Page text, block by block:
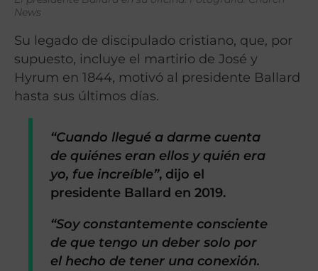
News
Su legado de discipulado cristiano, que, por
supuesto, incluye el martirio de José y
Hyrum en 1844, motivó al presidente Ballard
hasta sus últimos días.
“Cuando llegué a darme cuenta
de quiénes eran ellos y quién era
yo, fue increíble”, dijo el
presidente Ballard en 2019.
“Soy constantemente consciente
de que tengo un deber solo por
el hecho de tener una conexión.